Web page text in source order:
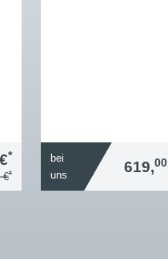
*
€*
bei
uns
619,00